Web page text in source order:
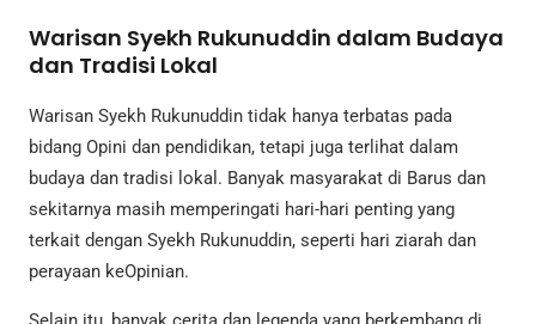
Warisan Syekh Rukunuddin dalam Budaya
dan Tradisi Lokal
Warisan Syekh Rukunuddin tidak hanya terbatas pada
bidang Opini dan pendidikan, tetapi juga terlihat dalam
budaya dan tradisi lokal. Banyak masyarakat di Barus dan
sekitarnya masih memperingati hari-hari penting yang
terkait dengan Syekh Rukunuddin, seperti hari ziarah dan
perayaan keOpinian.